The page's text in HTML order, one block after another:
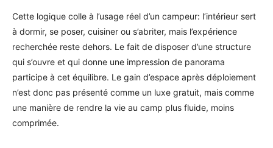
Cette logique colle à l’usage réel d’un campeur: l’intérieur sert
à dormir, se poser, cuisiner ou s’abriter, mais l’expérience
recherchée reste dehors. Le fait de disposer d’une structure
qui s’ouvre et qui donne une impression de panorama
participe à cet équilibre. Le gain d’espace après déploiement
n’est donc pas présenté comme un luxe gratuit, mais comme
une manière de rendre la vie au camp plus fluide, moins
comprimée.